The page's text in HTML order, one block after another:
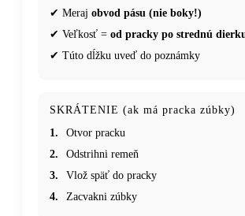
✔ Meraj obvod pásu (nie boky!)
✔ Veľkosť = od pracky po strednú
✔ Túto dĺžku uveď do poznámky
SKRÁTENIE (ak má pracka zúbky)
1.
Otvor pracku
2.
Odstrihni remeň
3.
Vlož späť do pracky
4.
Zacvakni zúbky